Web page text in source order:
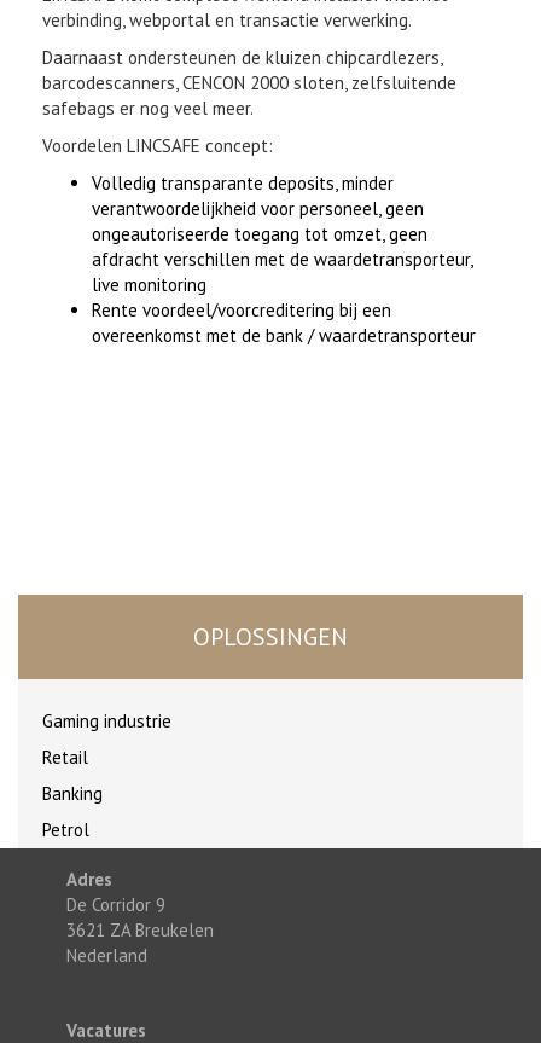
verbinding, webportal en transactie verwerking.
Daarnaast ondersteunen de kluizen chipcardlezers,
barcodescanners, CENCON 2000 sloten, zelfsluitende
safebags er nog veel meer.
Voordelen LINCSAFE concept:
Volledig transparante deposits, minder
verantwoordelijkheid voor personeel, geen
ongeautoriseerde toegang tot omzet, geen
afdracht verschillen met de waardetransporteur,
live monitoring
Rente voordeel/voorcreditering bij een
overeenkomst met de bank / waardetransporteur
OPLOSSINGEN
Gaming industrie
Retail
Banking
Petrol
Adres
De Corridor 9
3621 ZA Breukelen
Nederland
Vacatures